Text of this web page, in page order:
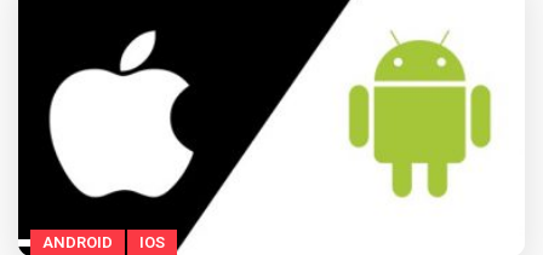
ANDROID IOS